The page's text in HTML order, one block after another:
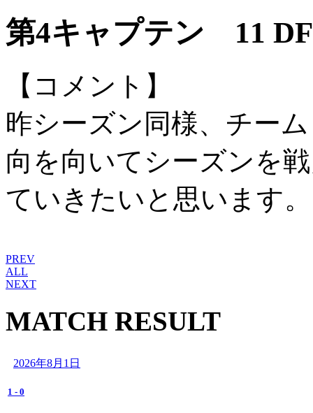
第4キャプテン 11
【コメント】
昨シーズン同様、チー
向を向いてシーズンを
ていきたいと思います。
PREV
ALL
NEXT
MATCH RESULT
2026年8月1日
1 - 0